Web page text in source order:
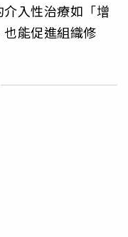
入性治療如「增
能促進組織修